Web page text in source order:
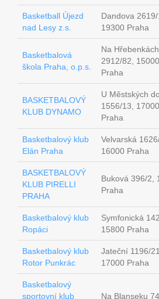
Basketball Újezd
nad Lesy z.s.
Dandova
19300 Praha
Basketbalová
škola Praha, o.p.s.
Na Hřebenkách
2912/82, 15000
Praha
BASKETBALOVÝ
KLUB DYNAMO
U Městských
1556/13, 17000
Praha
Basketbalový klub
Elán Praha
Velvarská
16000 Praha
BASKETBALOVÝ
KLUB PIRELLI
PRAHA
Buková 396/2,
Praha
Basketbalový klub
Ropáci
Symfonická
15800 Praha
Basketbalový klub
Rotor Punkrác
Jateční 1196/
17000 Praha
Basketbalový
sportovní klub
Na Blanseku